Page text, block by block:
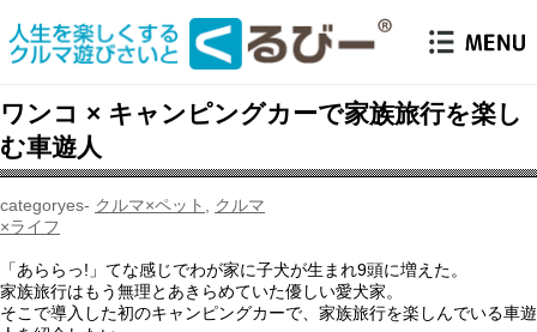
ワンコ × キャンピングカーで家族旅行を楽し
む車遊人
クルマ×ペット
クルマ
×ライフ
「あららっ!」てな感じでわが家に子犬が生まれ9頭に増えた。
家族旅行はもう無理とあきらめていた優しい愛犬家。
そこで導入した初のキャンピングカーで、家族旅行を楽しんでいる車遊